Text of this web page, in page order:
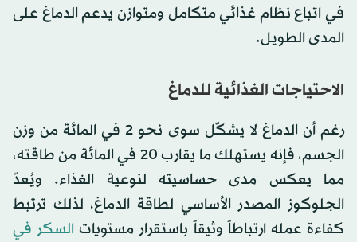
في اتباع نظام غذائي متكامل ومتوازن يدعم الدماغ على
المدى الطويل.
الاحتياجات الغذائية للدماغ
رغم أن الدماغ لا يشكّل سوى نحو 2 في المائة من وزن
الجسم، فإنه يستهلك ما يقارب 20 في المائة من طاقته،
مما يعكس مدى حساسيته لنوعية الغذاء. ويُعدّ
الجلوكوز المصدر الأساسي لطاقة الدماغ، لذلك ترتبط
كفاءة عمله ارتباطاً وثيقاً باستقرار مستويات السكر في